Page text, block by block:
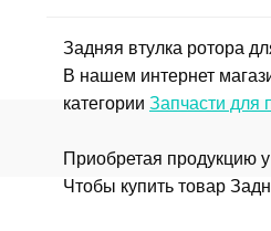
Задняя втулка ротора
В нашем интернет
категории Запчасти для
Приобретая продукцию
Чтобы купить товар